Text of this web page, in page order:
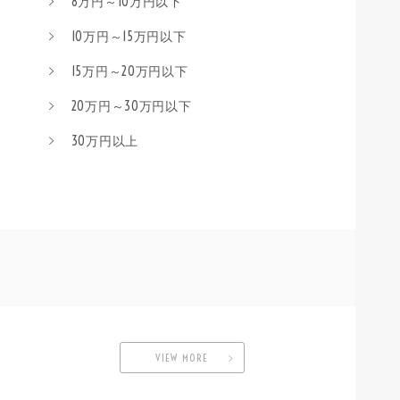
10万円～15万円以下
15万円～20万円以下
20万円～30万円以下
30万円以上
VIEW MORE